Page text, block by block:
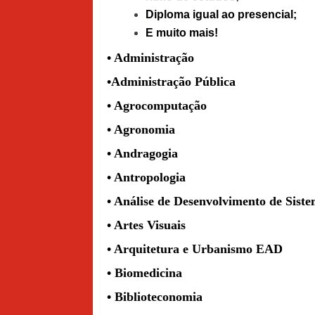
Diploma igual ao presencial;
E muito mais!
• Administração
•Administração
• Agrocomputação
• Agronomia
• Andragogia
• Antropologia
• Análise de Desenvolvimento de
• Artes Visuais
• Arquitetura e Urbanismo EAD
• Biomedicina
• Biblioteconomia